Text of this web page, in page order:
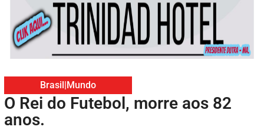
Brasil|Mundo
O Rei do Futebol, morre aos 82
anos.